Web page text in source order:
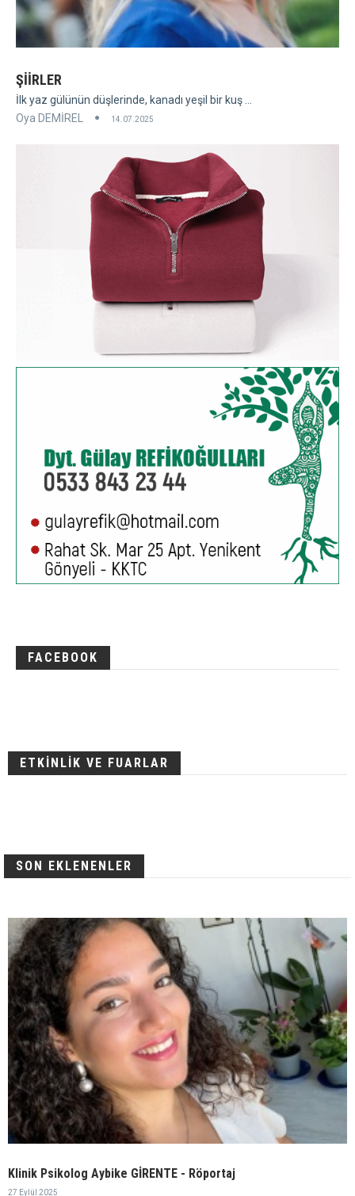
ŞİİRLER
İlk yaz gülünün düşlerinde, kanadı yeşil bir kuş ...
Oya DEMİREL
14.07.2025
FACEBOOK
ETKİNLİK VE FUARLAR
SON EKLENENLER
Klinik Psikolog Aybike GİRENTE - Röportaj
27 Eylül 2025